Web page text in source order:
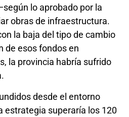
lo aprobado por la
obras de infraestructura.
la baja del tipo de cambio
de esos fondos en
la provincia habría sufrido
desde el entorno
estrategia superaría los 120